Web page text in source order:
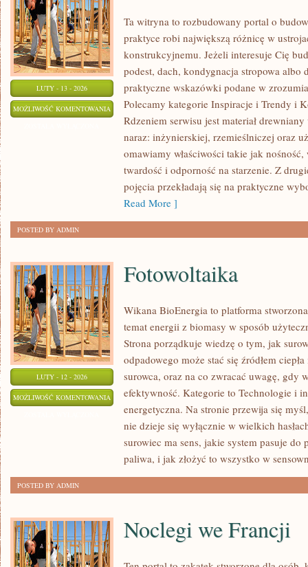
LUTY - 13 - 2026
MOŻLIWOŚĆ KOMENTOWANIA RENOWACJA
DREWNA
Ta witryna to rozbudowany portal o
praktyce robi największą różnicę w
konstrukcyjnemu. Jeżeli interesuje Cię
podest, dach, kondygnacja stropowa albo
praktyczne wskazówki podane w
Polecamy kategorie Inspiracje i Trendy i
Rdzeniem serwisu jest materiał
naraz: inżynierskiej, rzemieślniczej oraz
omawiamy właściwości takie jak
twardość i odporność na starzenie. Z
pojęcia przekładają się na praktyczne
Read More ]
POSTED BY ADMIN
LUTY - 12 - 2026
MOŻLIWOŚĆ KOMENTOWANIA FOTOWOLTAIKA
Fotowoltaika
Wikana BioEnergia to platforma
temat energii z biomasy w sposób
Strona porządkuje wiedzę o tym, jak
odpadowego może stać się źródłem
surowca, oraz na co zwracać uwagę, gdy
efektywność. Kategorie to Technologie i
energetyczna. Na stronie przewija się
nie dzieje się wyłącznie w wielkich
surowiec ma sens, jakie system pasuje
paliwa, i jak złożyć to wszystko w
POSTED BY ADMIN
Noclegi we Francji